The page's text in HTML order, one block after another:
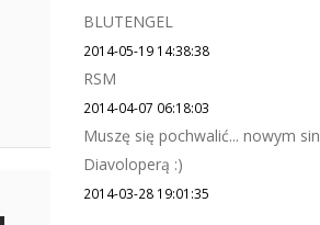
BLUTENGEL
2014-05-19 14:38:38
RSM
2014-04-07 06:18:03
Muszę się pochwalić... nowym
Diavoloperą :)
2014-03-28 19:01:35